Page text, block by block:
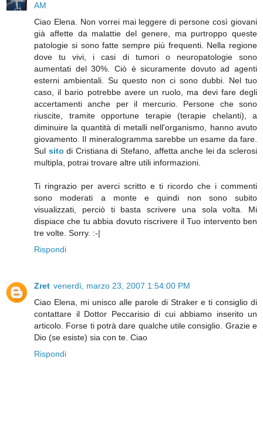
AM
Ciao Elena. Non vorrei mai leggere di persone così giovani
già affette da malattie del genere, ma purtroppo queste
patologie si sono fatte sempre più frequenti. Nella regione
dove tu vivi, i casi di tumori o neuropatologie sono
aumentati del 30%. Ciò è sicuramente dovuto ad agenti
esterni ambientali. Su questo non ci sono dubbi. Nel tuo
caso, il bario potrebbe avere un ruolo, ma devi fare degli
accertamenti anche per il mercurio. Persone che sono
riuscite, tramite opportune terapie (terapie chelanti), a
diminuire la quantità di metalli nell'organismo, hanno avuto
giovamento. Il mineralogramma sarebbe un esame da fare.
Sul sito di Cristiana di Stefano, affetta anche lei da sclerosi
multipla, potrai trovare altre utili informazioni.
Ti ringrazio per averci scritto e ti ricordo che i commenti
sono moderati a monte e quindi non sono subito
visualizzati, perciò ti basta scrivere una sola volta. Mi
dispiace che tu abbia dovuto riscrivere il Tuo intervento ben
tre volte. Sorry. :-|
Rispondi
Zret venerdì, marzo 23, 2007 1:54:00 PM
Ciao Elena, mi unisco alle parole di Straker e ti consiglio di
contattare il Dottor Peccarisio di cui abbiamo inserito un
articolo. Forse ti potrà dare qualche utile consiglio. Grazie e
Dio (se esiste) sia con te. Ciao
Rispondi